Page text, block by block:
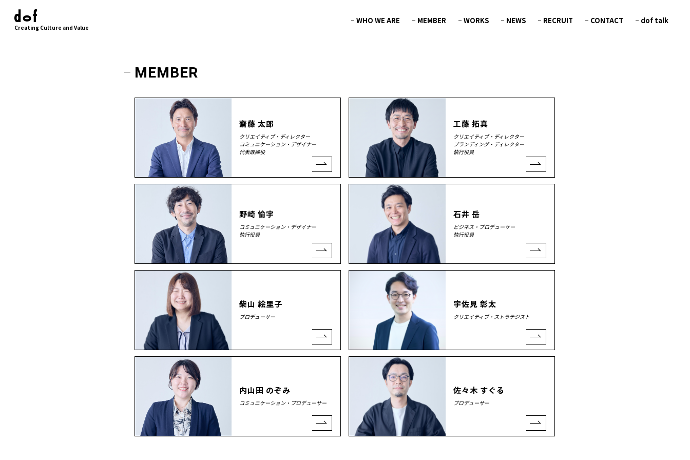
Creating Culture and Value
WHO WE ARE MEMBER WORKS NEWS RECRUIT CONTACT dof talk
MEMBER
齋藤 太郎
クリエイティブ・ディレクター
コミュニケーション・デザイナー
代表取締役
工藤 拓真
クリエイティブ・ディレクター
ブランディング・ディレクター
執行役員
野崎 愉宇
コミュニケーション・デザイナー
執行役員
石井 岳
ビジネス・プロデューサー
執行役員
柴山 絵里子
プロデューサー
宇佐見 彰太
クリエイティブ・ストラテジスト
内山田 のぞみ
コミュニケーション・プロデューサー
佐々木 すぐる
プロデューサー